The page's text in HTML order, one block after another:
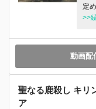
定
い
>>
動画配
聖なる鹿殺し キリ
ア